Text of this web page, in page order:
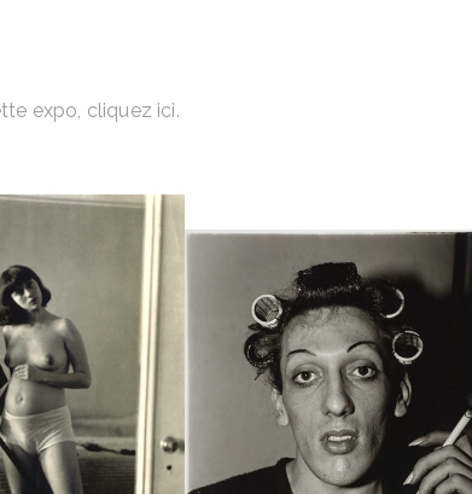
expo, cliquez ici.